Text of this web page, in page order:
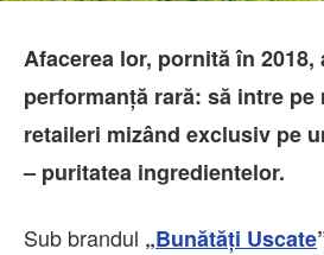
Afacerea lor, pornită în 2018,
performanță rară: să intre
retaileri mizând exclusiv pe
– puritatea ingredientelor.
Sub brandul „Bunătăți Uscate